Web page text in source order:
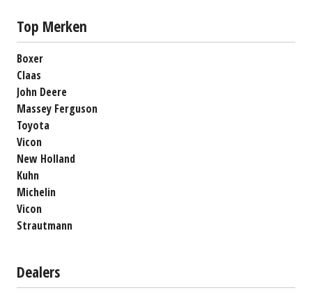
Top Merken
Boxer
Claas
John Deere
Massey Ferguson
Toyota
Vicon
New Holland
Kuhn
Michelin
Vicon
Strautmann
Dealers